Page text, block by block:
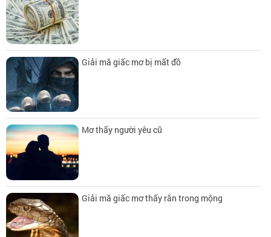
Giải mã giấc mơ bị mất đồ
Mơ thấy người yêu cũ
Giải mã giấc mơ thấy rắn trong mộng